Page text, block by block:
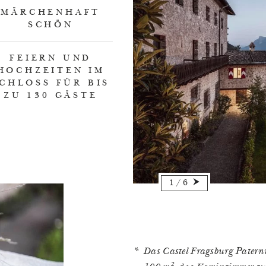
MÄRCHENHAFT
SCHÖN
FEIERN UND
IM
FÜR BIS
ZU 130 GÄSTE
Das Castel Fragsburg
1 / 6